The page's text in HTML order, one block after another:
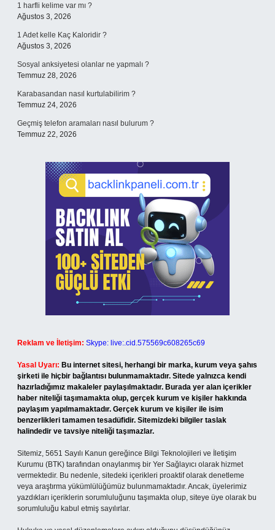
1 harfli kelime var mı ?
Ağustos 3, 2026
1 Adet kelle Kaç Kaloridir ?
Ağustos 3, 2026
Sosyal anksiyetesi olanlar ne yapmalı ?
Temmuz 28, 2026
Karabasandan nasıl kurtulabilirim ?
Temmuz 24, 2026
Geçmiş telefon aramaları nasıl bulurum ?
Temmuz 22, 2026
Reklam ve İletişim: Skype: live:.cid.575569c608265c69
Yasal Uyarı: Bu internet sitesi, herhangi bir marka, kurum veya şahıs
şirketi ile hiçbir bağlantısı bulunmamaktadır. Sitede yalnızca kendi
hazırladığımız makaleler paylaşılmaktadır. Burada yer alan içerikler
haber niteliği taşımamakta olup, gerçek kurum ve kişiler hakkında
paylaşım yapılmamaktadır. Gerçek kurum ve kişiler ile isim
benzerlikleri tamamen tesadüfidir. Sitemizdeki bilgiler taslak
halindedir ve tavsiye niteliği taşımazlar.
Sitemiz, 5651 Sayılı Kanun gereğince Bilgi Teknolojileri ve İletişim
Kurumu (BTK) tarafından onaylanmış bir Yer Sağlayıcı olarak hizmet
vermektedir. Bu nedenle, sitedeki içerikleri proaktif olarak denetleme
veya araştırma yükümlülüğümüz bulunmamaktadır. Ancak, üyelerimiz
yazdıkları içeriklerin sorumluluğunu taşımakta olup, siteye üye olarak bu
sorumluluğu kabul etmiş sayılırlar.